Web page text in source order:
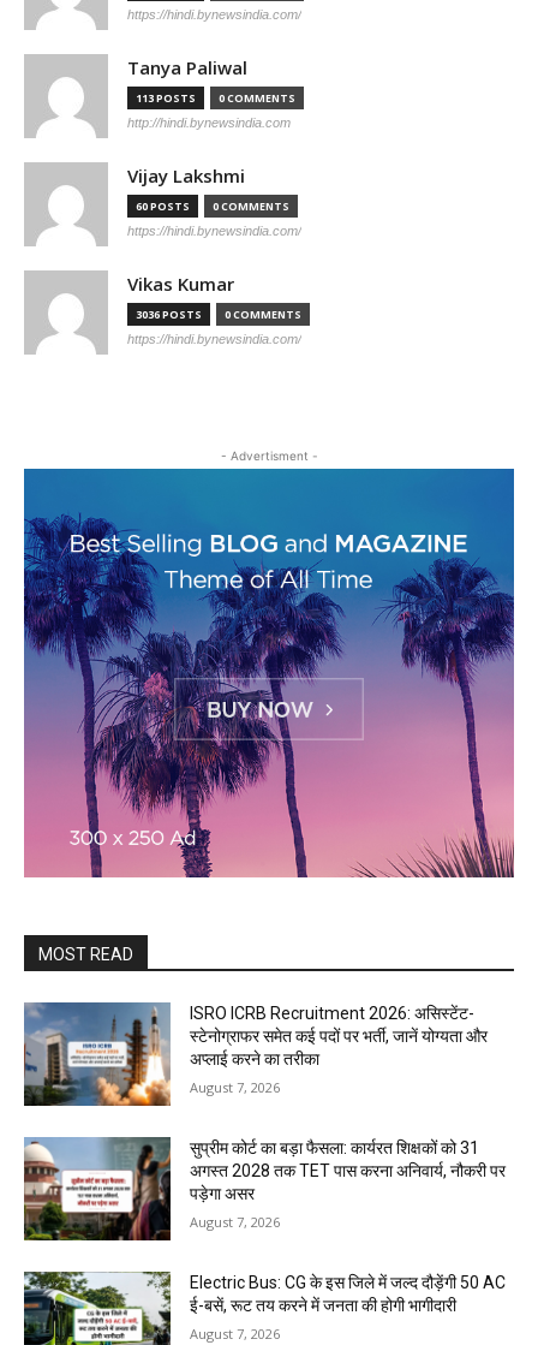
https://hindi.bynewsindia.com/
Tanya Paliwal
113 POSTS 0 COMMENTS
http://hindi.bynewsindia.com
Vijay Lakshmi
60 POSTS 0 COMMENTS
https://hindi.bynewsindia.com/
Vikas Kumar
3036 POSTS 0 COMMENTS
https://hindi.bynewsindia.com/
- Advertisment -
MOST READ
ISRO ICRB Recruitment 2026: असिस्टेंट-
स्टेनोग्राफर समेत कई पदों पर भर्ती, जानें योग्यता और
अप्लाई करने का तरीका
August 7, 2026
सुप्रीम कोर्ट का बड़ा फैसला: कार्यरत शिक्षकों को 31
अगस्त 2028 तक TET पास करना अनिवार्य, नौकरी पर
पड़ेगा असर
August 7, 2026
Electric Bus: CG के इस जिले में जल्द दौड़ेंगी 50 AC
ई-बसें, रूट तय करने में जनता की होगी भागीदारी
August 7, 2026